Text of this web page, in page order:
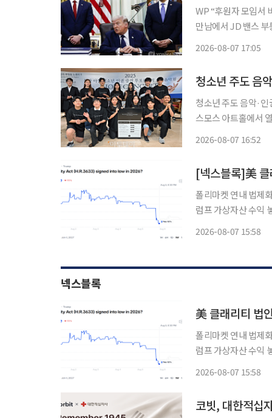
WP “후원자 모임서 비공개 발언” 도널드 트럼프 미국
만남에서 JD 밴스
2026-08-07 17:05
청소년 주도 음
청소년 주도 음악·
스모스 아트홀에서
2026-08-07 16:52
[넥스블록]美
폴리마켓 연내 법제
럼프 가상자산 수익
2026-08-07 15:58
넥스블록
美 클래리티 법
폴리마켓 연내 법제
럼프 가상자산 수익
2026-08-07 15:58
코빗, 대한적십